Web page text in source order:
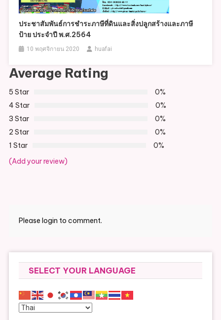
ประชาสัมพันธ์การชำระภาษีที่ดินและสิ่งปลูกสร้างและภาษี
ป้าย ประจำปี พ.ศ.2564
10 พฤศจิกายน 2020 huafai
Average Rating
5 Star
0%
4 Star
0%
3 Star
0%
2 Star
0%
1 Star
0%
(Add your review)
Please login to comment.
SELECT YOUR LANGUAGE